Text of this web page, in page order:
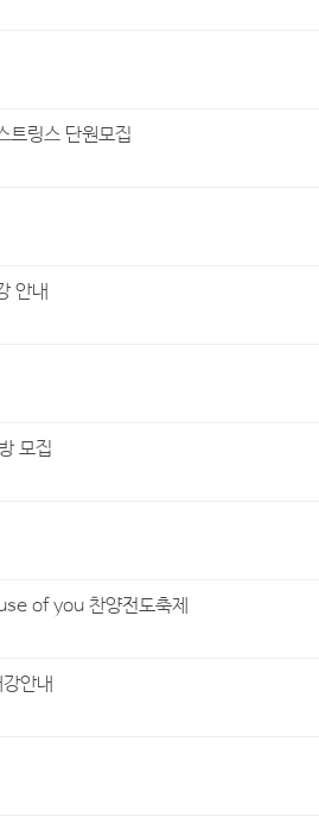
트링스 단원모집
안내
모집
of you 찬양전도축제
안내